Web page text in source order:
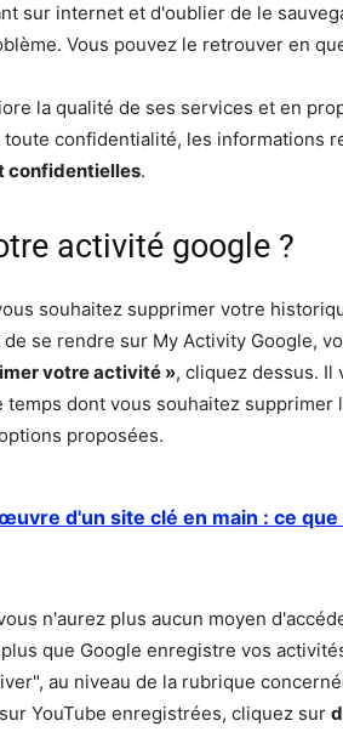
sur internet et d'oublier de le
Vous pouvez le retrouver en
la qualité de ses services et en
confidentialité, les informations
confidentielles.
activité google ?
souhaitez supprimer votre
se rendre sur My Activity Google,
votre activité », cliquez dessus. Il
dont vous souhaitez supprimer
proposées.
d'un site clé en main : ce
n'aurez plus aucun moyen
que Google enregistre vos
au niveau de la rubrique
YouTube enregistrées, cliquez sur